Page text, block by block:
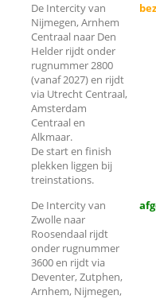
De Intercity van
Nijmegen, Arnhem
Centraal naar Den
Helder rijdt onder
rugnummer 2800
(vanaf 2027) en rijdt
via Utrecht Centraal,
Amsterdam
Centraal en
Alkmaar.
De start en finish
plekken liggen bij
treinstations.
De Intercity van
Zwolle naar
Roosendaal rijdt
onder rugnummer
3600 en rijdt via
Deventer, Zutphen,
Arnhem, Nijmegen,